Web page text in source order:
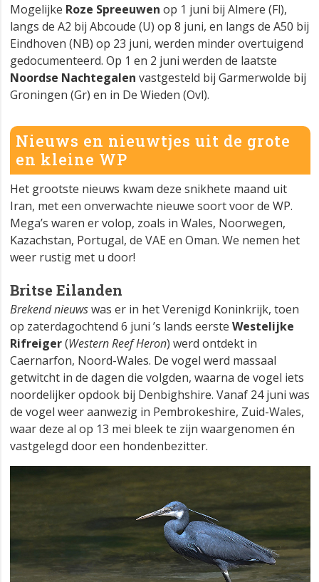
Mogelijke Roze Spreeuwen op 1 juni bij Almere (Fl),
langs de A2 bij Abcoude (U) op 8 juni, en langs de A50 bij
Eindhoven (NB) op 23 juni, werden minder overtuigend
gedocumenteerd. Op 1 en 2 juni werden de laatste
Noordse Nachtegalen vastgesteld bij Garmerwolde bij
Groningen (Gr) en in De Wieden (Ovl).
Nieuws en nieuwtjes uit de grote
en kleine WP
Het grootste nieuws kwam deze snikhete maand uit
Iran, met een onverwachte nieuwe soort voor de WP.
Mega’s waren er volop, zoals in Wales, Noorwegen,
Kazachstan, Portugal, de VAE en Oman. We nemen het
weer rustig met u door!
Britse Eilanden
Brekend nieuwswas er in het Verenigd Koninkrijk, toen
op zaterdagochtend 6 juni ’s lands eerste Westelijke
Rifreiger(Western Reef Heron) werd ontdekt in
Caernarfon, Noord-Wales. De vogel werd massaal
getwitcht in de dagen die volgden, waarna de vogel iets
noordelijker opdook bij Denbighshire. Vanaf 24 juni was
de vogel weer aanwezig in Pembrokeshire, Zuid-Wales,
waar deze al op 13 mei bleek te zijn waargenomen én
vastgelegd door een hondenbezitter.